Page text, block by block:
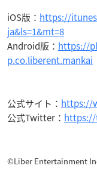
iOS版： https://
ja&ls=1&mt=8
Android版： https://
p.co.liberent.mankai
公式サイト： https://
公式Twitter：
©Liber Entertainment